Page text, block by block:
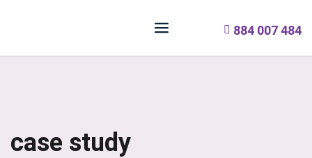
884 007 484
case study